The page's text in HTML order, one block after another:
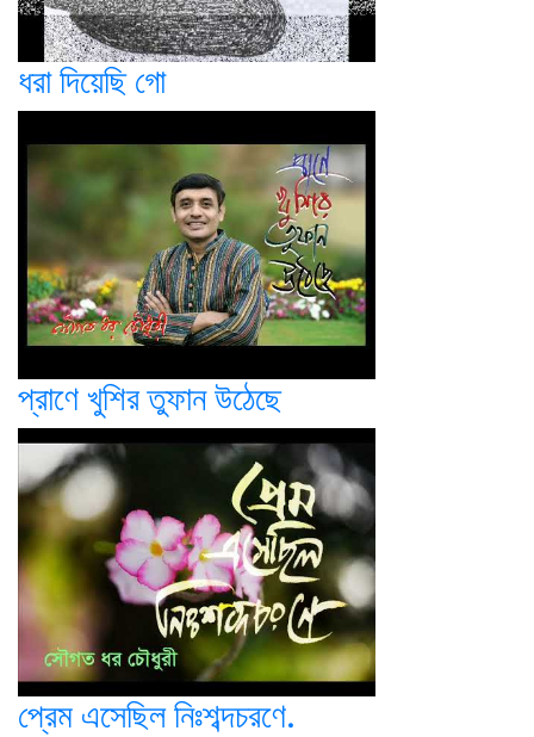
ধরা দিয়েছি গো
প্রাণে খুশির তুফান উঠেছে
প্রেম এসেছিল নিঃশব্দচরণে.